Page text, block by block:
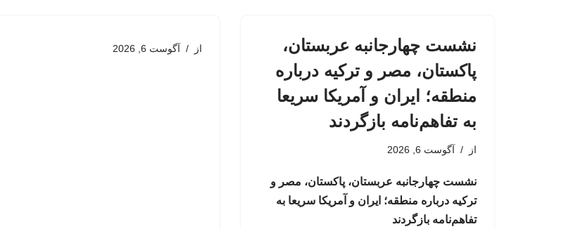
نشست چهارجانبه عربستان،
پاکستان، مصر و ترکیه درباره
منطقه؛ ایران و آمریکا سریعا
به تفاهم‌نامه بازگردند
از آگوست 6, 2026
نشست چهارجانبه عربستان، پاکستان، مصر و
ترکیه درباره منطقه؛ ایران و آمریکا سریعا به
تفاهم‌نامه بازگردند
از آگوست 6, 2026